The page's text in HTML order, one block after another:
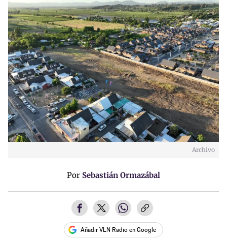
Archivo
Por Sebastián Ormazábal
Añadir VLN Radio en Google